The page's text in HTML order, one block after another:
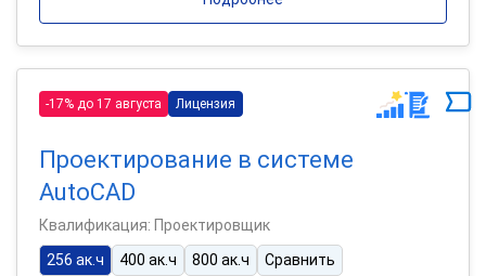
-17% до 17 августа Лицензия
Проектирование в системе
AutoCAD
Квалификация: Проектировщик
256 ак.ч
400 ак.ч 800 ак.ч Сравнить